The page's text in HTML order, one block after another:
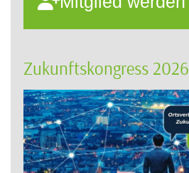
Zukunftskongress 2026